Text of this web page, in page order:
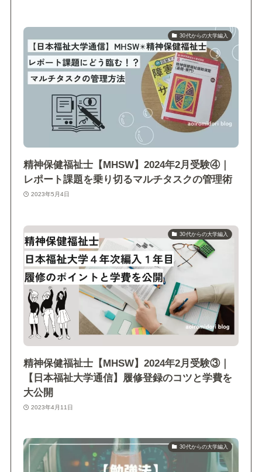
30代からの大学編入
精神保健福祉士【MHSW】2024年2月受験④｜
レポート課題を乗り切るマルチタスクの管理術
2023年5月4日
30代からの大学編入
精神保健福祉士【MHSW】2024年2月受験③｜
【日本福祉大学通信】履修登録のコツと学費を
大公開
2023年4月11日
30代からの大学編入